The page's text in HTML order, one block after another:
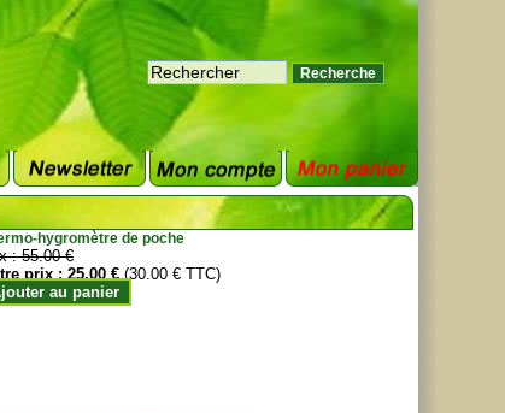
hygromètre de poche
:55.00 €
prix :25.00 € (30.00 € TTC)
au panier